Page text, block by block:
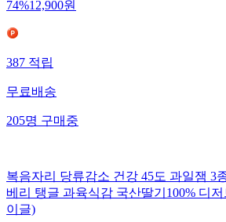
74%12,900원
387적립
무료배송
205명구매중
복음자리 당류감소 건강 45도 과일잼 3
베리 탱글 과육식감 국산딸기100% 디
이글)